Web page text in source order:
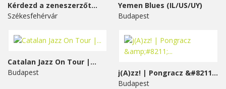
Kérdezd a zeneszerzőt...
Székesfehérvár
Yemen Blues (IL/US/UY)
Budapest
Catalan Jazz On Tour |...
Budapest
j(A)zz! | Pongracz &#8211;...
Budapest